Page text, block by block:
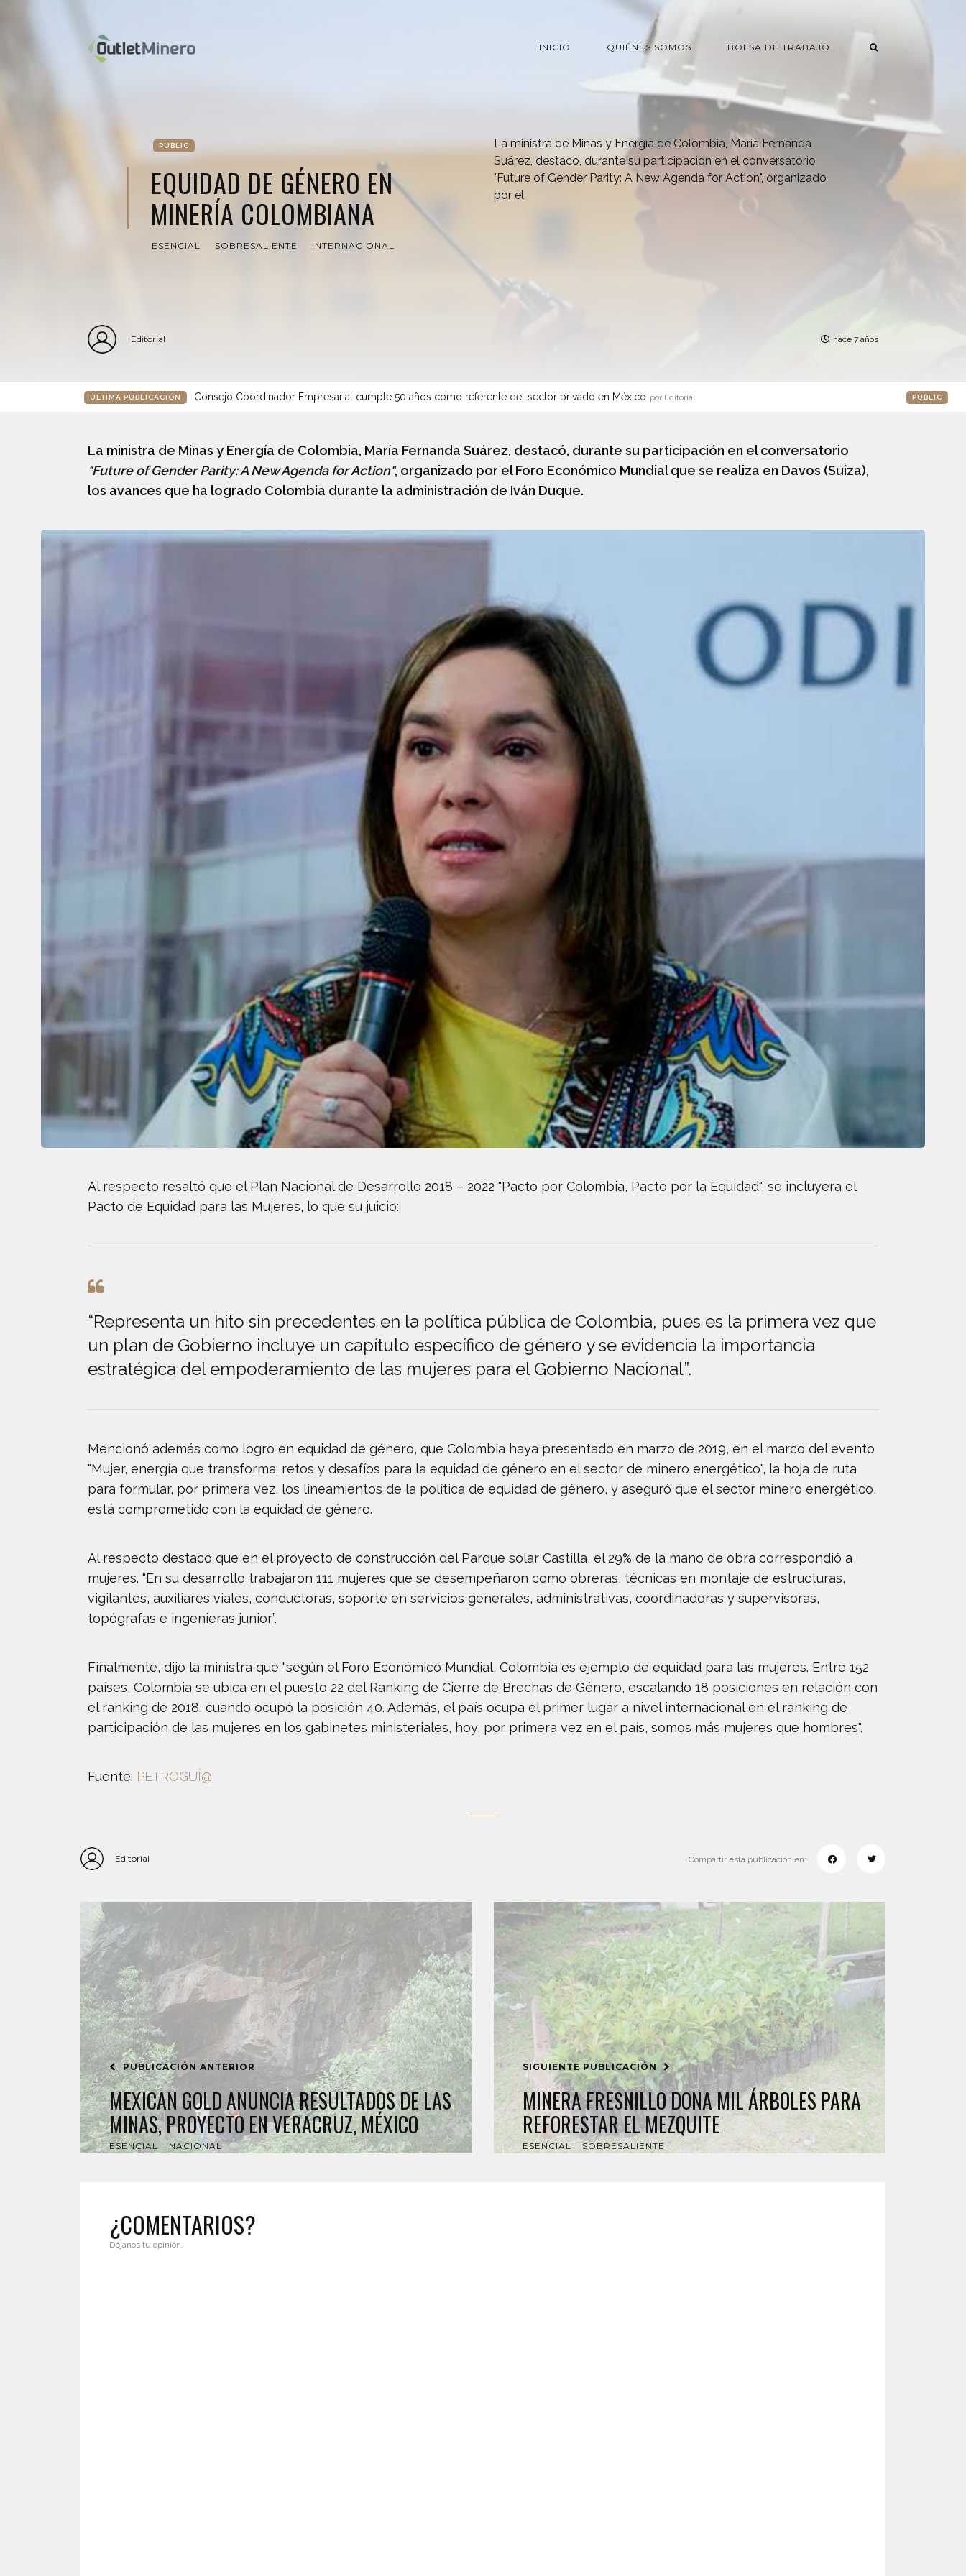
INICIO QUIÉNES SOMOS BOLSA DE TRABAJO
PUBLIC
EQUIDAD DE GÉNERO EN
MINERÍA COLOMBIANA
ESENCIAL SOBRESALIENTE INTERNACIONAL
La ministra de Minas y Energía de Colombia, María Fernanda
Suárez, destacó, durante su participación en el conversatorio
"Future of Gender Parity: A New Agenda for Action", organizado
por el
Editorial hace 7 años
ÚLTIMA PUBLICACIÓN Consejo Coordinador Empresarial cumple 50 años como referente del sector privado en México por Editorial PUBLIC
La ministra de Minas y Energía de Colombia, María Fernanda Suárez, destacó, durante su participación en el conversatorio
"Future of Gender Parity: A New Agenda for Action", organizado por el Foro Económico Mundial que se realiza en Davos (Suiza),
los avances que ha logrado Colombia durante la administración de Iván Duque.
Al respecto resaltó que el Plan Nacional de Desarrollo 2018 – 2022 "Pacto por Colombia, Pacto por la Equidad", se incluyera el
Pacto de Equidad para las Mujeres, lo que su juicio:
“Representa un hito sin precedentes en la política pública de Colombia, pues es la primera vez que
un plan de Gobierno incluye un capítulo específico de género y se evidencia la importancia
estratégica del empoderamiento de las mujeres para el Gobierno Nacional”.
Mencionó además como logro en equidad de género, que Colombia haya presentado en marzo de 2019, en el marco del evento
"Mujer, energía que transforma: retos y desafíos para la equidad de género en el sector de minero energético", la hoja de ruta
para formular, por primera vez, los lineamientos de la política de equidad de género, y aseguró que el sector minero energético,
está comprometido con la equidad de género.
Al respecto destacó que en el proyecto de construcción del Parque solar Castilla, el 29% de la mano de obra correspondió a
mujeres. “En su desarrollo trabajaron 111 mujeres que se desempeñaron como obreras, técnicas en montaje de estructuras,
vigilantes, auxiliares viales, conductoras, soporte en servicios generales, administrativas, coordinadoras y supervisoras,
topógrafas e ingenieras junior”.
Finalmente, dijo la ministra que "según el Foro Económico Mundial, Colombia es ejemplo de equidad para las mujeres. Entre 152
países, Colombia se ubica en el puesto 22 del Ranking de Cierre de Brechas de Género, escalando 18 posiciones en relación con
el ranking de 2018, cuando ocupó la posición 40. Además, el país ocupa el primer lugar a nivel internacional en el ranking de
participación de las mujeres en los gabinetes ministeriales, hoy, por primera vez en el país, somos más mujeres que hombres".
Fuente: PETROGUÍ@
Editorial Compartir esta publicación en:
PUBLICACIÓN ANTERIOR
MEXICAN GOLD ANUNCIA RESULTADOS DE LAS
MINAS, PROYECTO EN VERACRUZ, MÉXICO
ESENCIAL NACIONAL
SIGUIENTE PUBLICACIÓN
MINERA FRESNILLO DONA MIL ÁRBOLES PARA
REFORESTAR EL MEZQUITE
ESENCIAL SOBRESALIENTE
¿COMENTARIOS?
Déjanos tu opinión.